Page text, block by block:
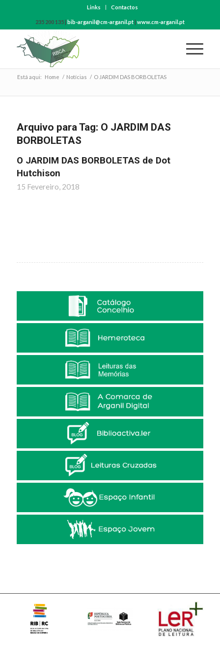
Links Contactos
235 200 135 | bib-arganil@cm-arganil.pt| www.cm-arganil.pt
Está aqui: Home / Notícias / O JARDIM DAS BORBOLETAS
Arquivo para Tag: O JARDIM DAS
BORBOLETAS
O JARDIM DAS BORBOLETAS de Dot
Hutchison
15 Fevereiro, 2018